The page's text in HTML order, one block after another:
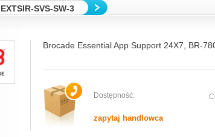
EXTSIR-SVS-SW-3
Brocade Essential App Support 24X7, BR-
Dostępność:
zapytaj handlowca